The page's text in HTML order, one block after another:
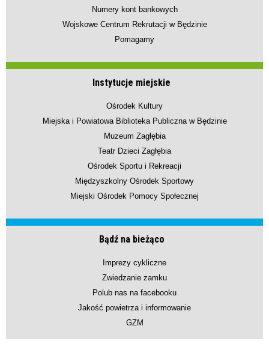
Numery kont bankowych
Wojskowe Centrum Rekrutacji w Będzinie
Pomagamy
Instytucje miejskie
Ośrodek Kultury
Miejska i Powiatowa Biblioteka Publiczna w Będzinie
Muzeum Zagłębia
Teatr Dzieci Zagłębia
Ośrodek Sportu i Rekreacji
Międzyszkolny Ośrodek Sportowy
Miejski Ośrodek Pomocy Społecznej
Bądź na bieżąco
Imprezy cykliczne
Zwiedzanie zamku
Polub nas na facebooku
Jakość powietrza i informowanie
GZM